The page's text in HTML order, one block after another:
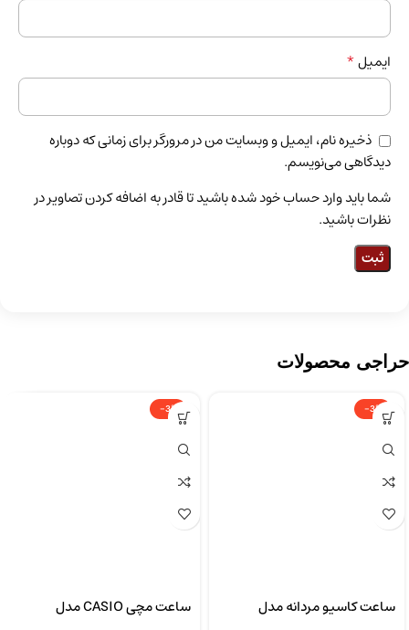
ایمیل*
ذخیره نام، ایمیل و وبسایت من در مرورگر برای زمانی که دوباره
دیدگاهی می‌نویسم.
شما باید وارد حساب خود شده باشید تا قادر به اضافه کردن تصاویر در
نظرات باشید.
حراجی محصولات
-3%
ساعت کاسیو مردانه مدل
-3%
ساعت مچی CASIO مدل